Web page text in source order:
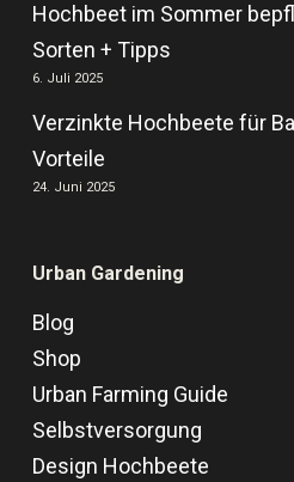
Hochbeet im Sommer
Sorten + Tipps
6. Juli 2025
Verzinkte Hochbeete für
Vorteile
24. Juni 2025
Urban Gardening
Blog
Shop
Urban Farming Guide
Selbstversorgung
Design Hochbeete